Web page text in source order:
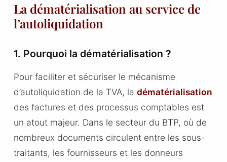
La dématérialisation au service de
l’autoliquidation
1. Pourquoi la dématérialisation ?
Pour faciliter et sécuriser le mécanisme
d’autoliquidation de la TVA, la dématérialisation
des factures et des processus comptables est
un atout majeur. Dans le secteur du BTP, où de
nombreux documents circulent entre les sous-
traitants, les fournisseurs et les donneurs